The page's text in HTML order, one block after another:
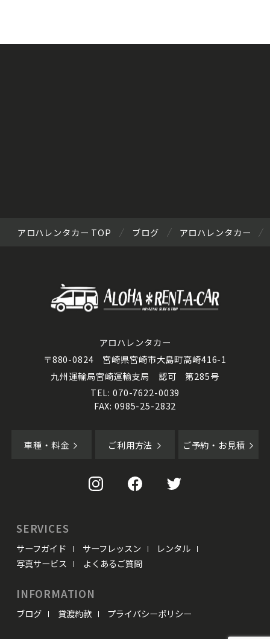
アロハレンタカー TOP ブログ アロハレンタカー
アロハレンタカー
〒880-0824 宮崎県宮崎市大島町高崎416-1
九州運輸局宮崎運輸支局 認可 第285号
TEL: 070-7622-0039
FAX: 0985-25-2832
車種・料金 ご利用方法 ご予約・お見積
SERVICES
サーフガイド サーフレッスン
レンタル
写真サービス
よくあるご質問
INFORMATION
ブログ 貸渡約款 プライバシーポリシー